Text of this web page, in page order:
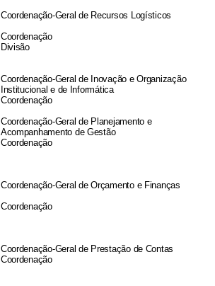
Coordenação-Geral de Recursos Logísticos
Coordenação
Divisão
Coordenação-Geral de Inovação e Organização
Institucional e de Informática
Coordenação
Coordenação-Geral de Planejamento e
Acompanhamento de Gestão
Coordenação
Coordenação-Geral de Orçamento e Finanças
Coordenação
Coordenação-Geral de Prestação de Contas
Coordenação